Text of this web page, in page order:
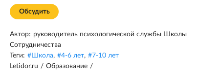
Обсудить
Автор: руководитель психологической службы Школы
Сотрудничества
Теги: #Школа, #4-6 лет, #7-10 лет
Letidor.ru / Образование /